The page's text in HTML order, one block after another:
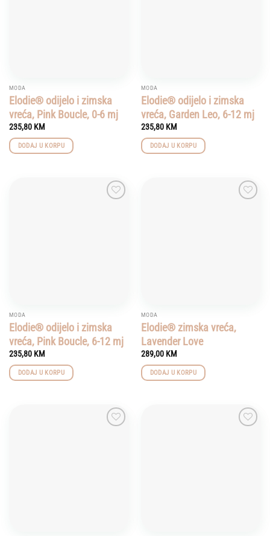
MODA
Elodie® odijelo i zimska
vreća, Pink Boucle, 0-6 mj
235,80 KM
DODAJ U KORPU
MODA
Elodie® odijelo i zimska
vreća, Garden Leo, 6-12 mj
235,80 KM
DODAJ U KORPU
MODA
Elodie® odijelo i zimska
vreća, Pink Boucle, 6-12 mj
235,80 KM
DODAJ U KORPU
MODA
Elodie® zimska vreća,
Lavender Love
289,00 KM
DODAJ U KORPU